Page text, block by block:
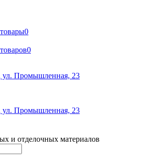
0
0
ул. Промышленная, 23
ул. Промышленная, 23
и отделочных материалов